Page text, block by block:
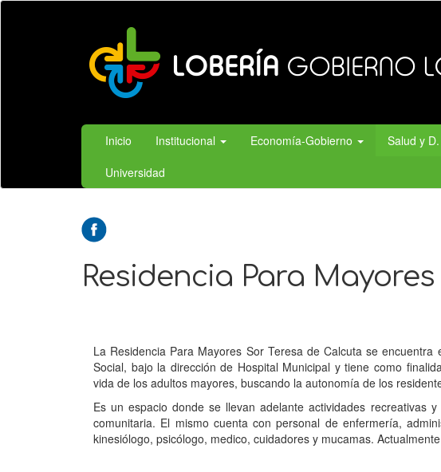
Ir
Inicio Institucional Economía-Gobierno Salud y
Universidad
Residencia Para
La Residencia Para Mayores Sor Teresa de Calcuta se
Social, bajo la dirección de Hospital Municipal y tiene como
vida de los adultos mayores, buscando la autonomía de los
Es un espacio donde se llevan adelante actividades recreativas
comunitaria. El mismo cuenta con personal de enfermería,
kinesiólogo, psicólogo, medico, cuidadores y mucamas.